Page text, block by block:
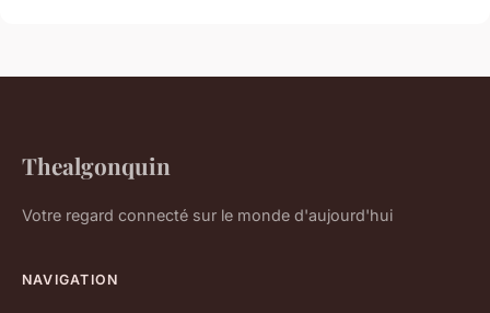
Thealgonquin
Votre regard connecté sur le monde d'aujourd'hui
NAVIGATION